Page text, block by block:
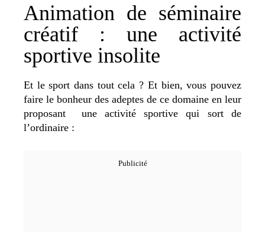
Animation de séminaire
créatif : une activité
sportive insolite
Et le sport dans tout cela ? Et bien, vous pouvez
faire le bonheur des adeptes de ce domaine en leur
proposant une activité sportive qui sort de
l’ordinaire :